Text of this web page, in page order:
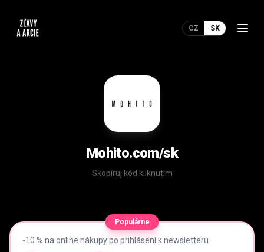
CZ SK
Mohito.com/sk
Skopíruj kód kliknutím
Populárne
-10 % na online nákupy po prihlásení k newsletteru